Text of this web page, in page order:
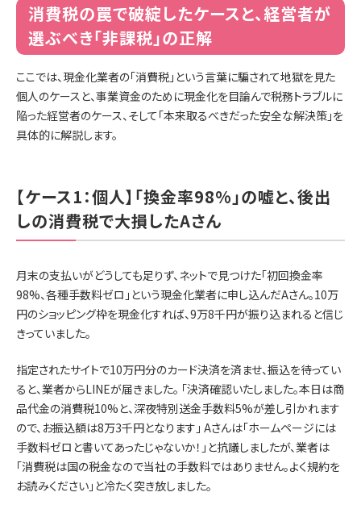
消費税の罠で破綻したケースと、経営者が
選ぶべき「非課税」の正解
ここでは、現金化業者の「消費税」という言葉に騙されて地獄を見た
個人のケースと、事業資金のために現金化を目論んで税務トラブルに
陥った経営者のケース、そして「本来取るべきだった安全な解決策」を
具体的に解説します。
【ケース1：個人】「換金率98%」の嘘と、後出
しの消費税で大損したAさん
月末の支払いがどうしても足りず、ネットで見つけた「初回換金率
98%、各種手数料ゼロ」という現金化業者に申し込んだAさん。10万
円のショッピング枠を現金化すれば、9万8千円が振り込まれると信じ
きっていました。
指定されたサイトで10万円分のカード決済を済ませ、振込を待ってい
ると、業者からLINEが届きました。 「決済確認いたしました。本日は商
品代金の消費税10%と、深夜特別送金手数料5%が差し引かれます
ので、お振込額は8万3千円となります」 Aさんは「ホームページには
手数料ゼロと書いてあったじゃないか！」と抗議しましたが、業者は
「消費税は国の税金なので当社の手数料ではありません。よく規約を
お読みください」と冷たく突き放しました。